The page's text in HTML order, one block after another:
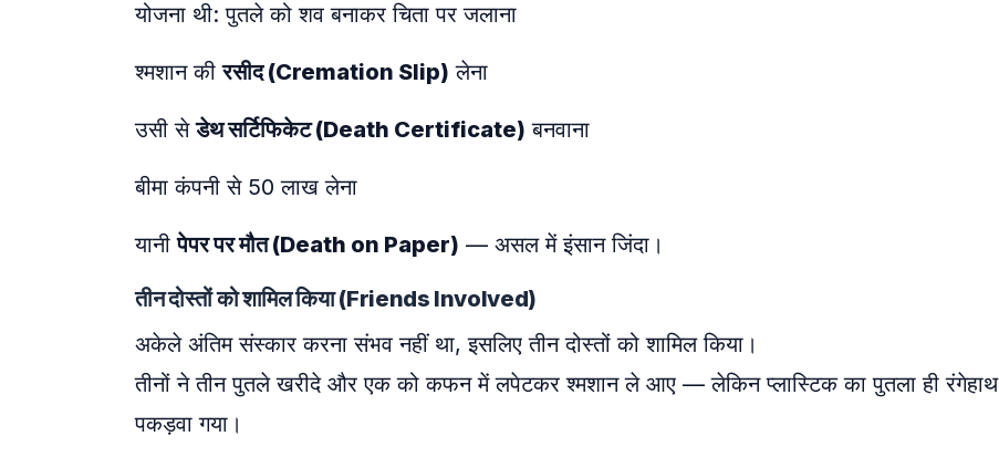
योजना थी: पुतले को शव बनाकर चिता पर जलाना
श्मशान कीरसीद (Cremation Slip) लेना
उसी सेडेथ सर्टिफिकेट (Death Certificate) बनवाना
बीमा कंपनी से 50 लाख लेना
यानीपेपर पर मौत (Death on Paper) — असल में इंसान जिंदा।
तीन दोस्तों को शामिल किया (Friends Involved)
अकेले अंतिम संस्कार करना संभव नहीं था, इसलिए तीन दोस्तों को शामिल किया।
तीनों ने तीन पुतले खरीदे और एक को कफन में लपेटकर श्मशान ले आए — लेकिन प्लास्टिक का पुतला ही रंगेहाथ
पकड़वा गया।